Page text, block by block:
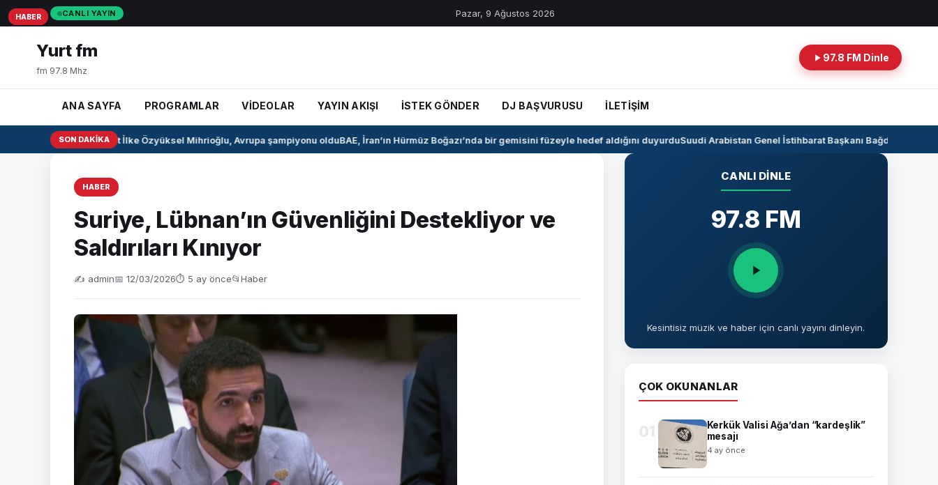
CANLI YAYIN Pazar, 9 Ağustos 2026
Yurt fm
fm 97.8 Mhz
97.8 FM Dinle
ANA SAYFA PROGRAMLAR VİDEOLAR YAYIN AKIŞI İSTEK GÖNDER DJ BAŞVURUSU İLETİŞİM
SON DAKIKA
Milli pentatlet İlke Özyüksel Mihrioğlu, Avrupa şampiyonu olduBAE, İran’ın Hürmüz Boğazı’nda bir gemisini füzeyle hedef aldığını duyurduSuudi Arabistan Genel İstihbarat Başkanı Bağdat’ta
HABER
Suriye, Lübnan’ın Güvenliğini Destekliyor ve
Saldırıları Kınıyor
✍️ admin📅 12/03/2026⏱ 5 ay önce📂Haber
HABER
HABER
HABER
CANLI DINLE
97.8 FM
Kesintisiz müzik ve haber için canlı yayını dinleyin.
ÇOK OKUNANLAR
01
Kerkük Valisi Ağa’dan “kardeşlik”
mesajı
4 ay önce